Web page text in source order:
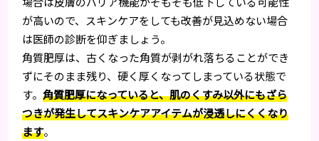
が高いので、スキンケアをしても改善が見込めない場合
は医師の診断を仰ぎましょう。
角質肥厚は、古くなった角質が剥がれ落ちることができ
ずにそのまま残り、硬く厚くなってしまっている状態で
す。角質肥厚になっていると、肌のくすみ以外にもざら
つきが発生してスキンケアアイテムが浸透しにくくなり
ます。